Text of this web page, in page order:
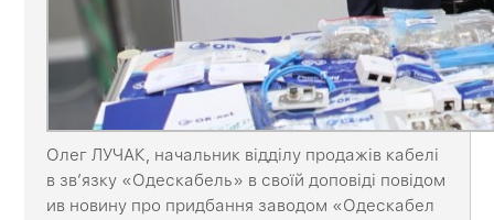
Олег ЛУЧАК, начальник відділу продажів кабелі
в зв’язку «Одескабель» в своїй доповіді повідом
ив новину про придбання заводом «Одескабел